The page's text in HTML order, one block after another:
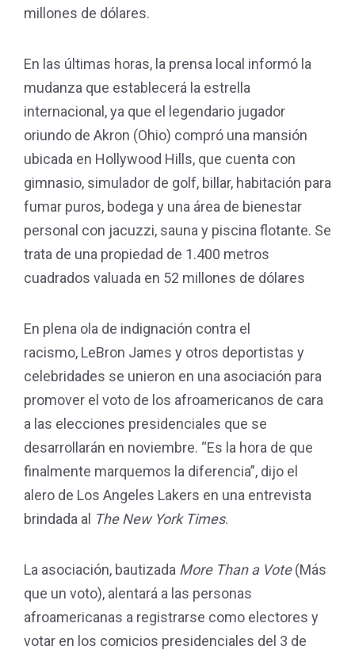
millones de dólares.
En las últimas horas, la prensa local informó la
mudanza que establecerá la estrella
internacional, ya que el legendario jugador
oriundo de Akron (Ohio) compró una mansión
ubicada en Hollywood Hills, que cuenta con
gimnasio, simulador de golf, billar, habitación para
fumar puros, bodega y una área de bienestar
personal con jacuzzi, sauna y piscina flotante. Se
trata de una propiedad de 1.400 metros
cuadrados valuada en 52 millones de dólares
En plena ola de indignación contra el
racismo, LeBron James y otros deportistas y
celebridades se unieron en una asociación para
promover el voto de los afroamericanos de cara
a las elecciones presidenciales que se
desarrollarán en noviembre. “Es la hora de que
finalmente marquemos la diferencia”, dijo el
alero de Los Angeles Lakers en una entrevista
brindada al The New York Times.
La asociación, bautizada More Than a Vote(Más
que un voto), alentará a las personas
afroamericanas a registrarse como electores y
votar en los comicios presidenciales del 3 de